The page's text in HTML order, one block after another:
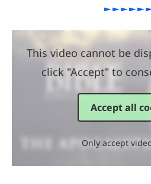
This video cannot be
click "Accept" to
Accept all
Only accept